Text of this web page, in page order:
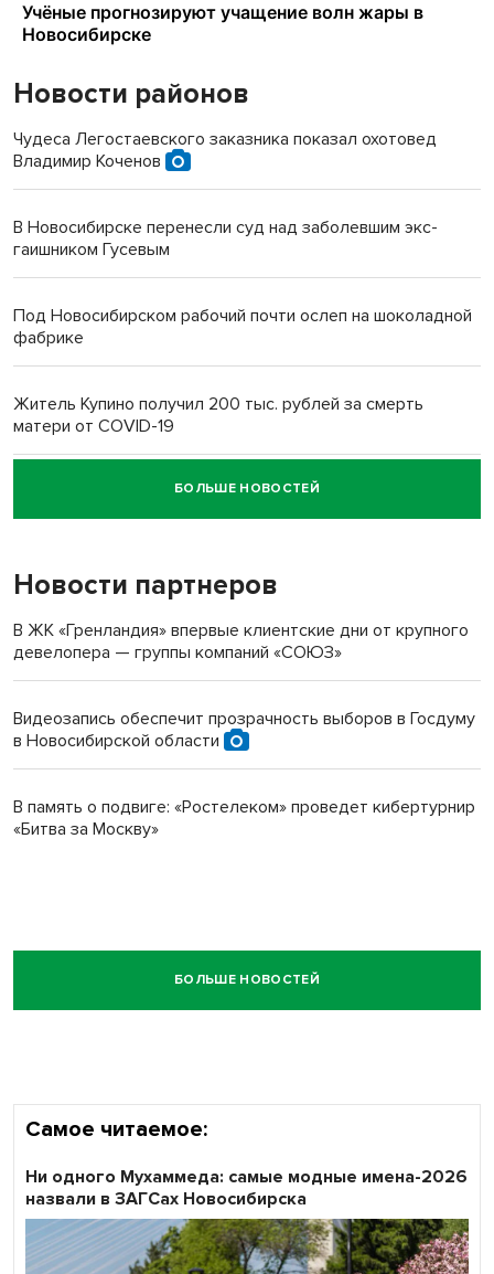
Новости районов
Чудеса Легостаевского заказника показал охотовед
Владимир Коченов
В Новосибирске перенесли суд над заболевшим экс-
гаишником Гусевым
Под Новосибирском рабочий почти ослеп на шоколадной
фабрике
Житель Купино получил 200 тыс. рублей за смерть
матери от COVID-19
Новосибирский суд наказал водителя за смерть
пенсионерки на вокзале
БОЛЬШЕ НОВОСТЕЙ
Новости партнеров
В ЖК «Гренландия» впервые клиентские дни от крупного
девелопера — группы компаний «СОЮЗ»
Видеозапись обеспечит прозрачность выборов в Госдуму
в Новосибирской области
В память о подвиге: «Ростелеком» проведет кибертурнир
«Битва за Москву»
БОЛЬШЕ НОВОСТЕЙ
Самое читаемое:
Ни одного Мухаммеда: самые модные имена-2026
назвали в ЗАГСах Новосибирска